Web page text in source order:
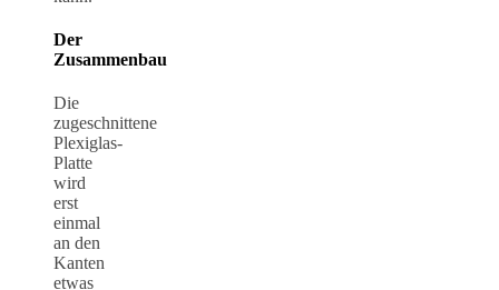
Der
Zusammenbau
Die
zugeschnittene
Plexiglas-
Platte
wird
erst
einmal
an den
Kanten
etwas